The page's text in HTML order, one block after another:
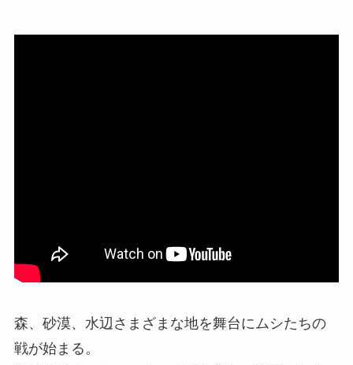
森、砂漠、水辺さまざまな地を舞台にムシたちの
戦が始まる。